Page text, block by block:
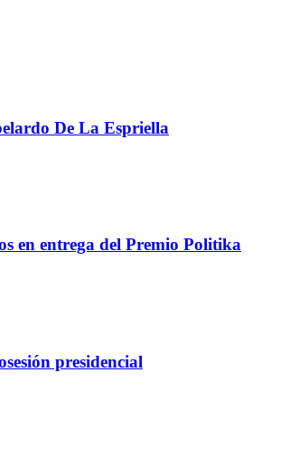
De La Espriella
en entrega del Premio Politika
presidencial